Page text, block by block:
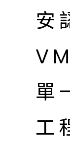
安
單
工